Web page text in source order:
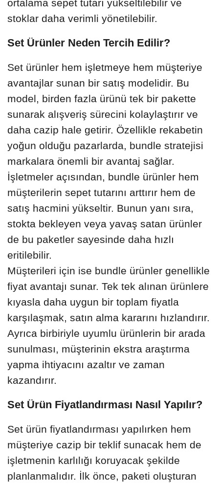
ortalama sepet tutarı yükseltilebilir ve
stoklar daha verimli yönetilebilir.
Set Ürünler Neden Tercih Edilir?
Set ürünler hem işletmeye hem müşteriye
avantajlar sunan bir satış modelidir. Bu
model, birden fazla ürünü tek bir pakette
sunarak alışveriş sürecini kolaylaştırır ve
daha cazip hale getirir. Özellikle rekabetin
yoğun olduğu pazarlarda, bundle stratejisi
markalara önemli bir avantaj sağlar.
İşletmeler açısından, bundle ürünler hem
müşterilerin sepet tutarını arttırır hem de
satış hacmini yükseltir. Bunun yanı sıra,
stokta bekleyen veya yavaş satan ürünler
de bu paketler sayesinde daha hızlı
eritilebilir.
Müşterileri için ise bundle ürünler genellikle
fiyat avantajı sunar. Tek tek alınan ürünlere
kıyasla daha uygun bir toplam fiyatla
karşılaşmak, satın alma kararını hızlandırır.
Ayrıca birbiriyle uyumlu ürünlerin bir arada
sunulması, müşterinin ekstra araştırma
yapma ihtiyacını azaltır ve zaman
kazandırır.
Set Ürün Fiyatlandırması Nasıl Yapılır?
Set ürün fiyatlandırması yapılırken hem
müşteriye cazip bir teklif sunacak hem de
işletmenin karlılığı koruyacak şekilde
planlanmalıdır. İlk önce, paketi oluşturan